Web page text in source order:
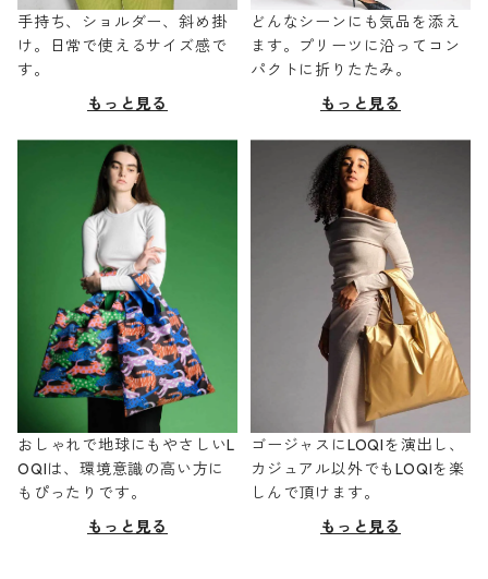
手持ち、ショルダー、斜め掛
け。日常で使えるサイズ感で
す。
もっと見る
どんなシーンにも気品を添え
ます。プリーツに沿ってコン
パクトに折りたたみ。
もっと見る
おしゃれで地球にもやさしいL
OQIは、環境意識の高い方に
もぴったりです。
もっと見る
ゴージャスにLOQIを演出し、
カジュアル以外でもLOQIを楽
しんで頂けます。
もっと見る